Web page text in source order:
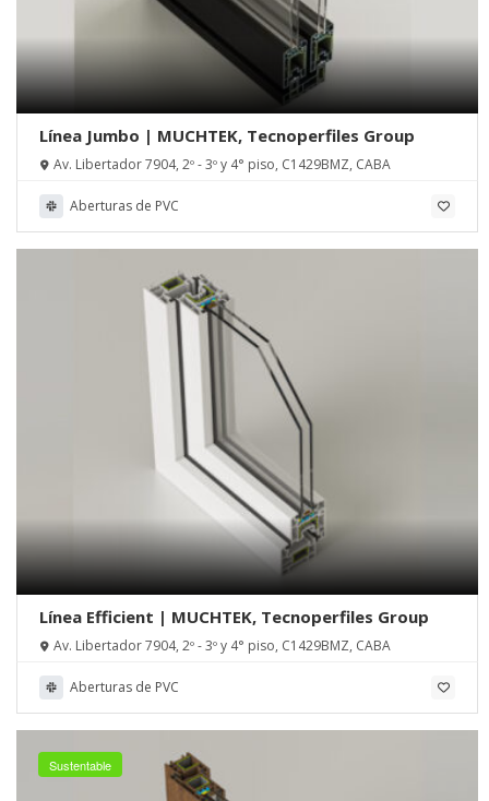
Línea Jumbo | MUCHTEK, Tecnoperfiles Group
Av. Libertador 7904, 2º - 3º y 4° piso, C1429BMZ, CABA
Aberturas de PVC
Línea Efficient | MUCHTEK, Tecnoperfiles Group
Av. Libertador 7904, 2º - 3º y 4° piso, C1429BMZ, CABA
Aberturas de PVC
Sustentable